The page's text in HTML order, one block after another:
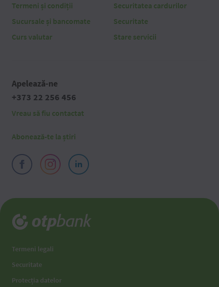
Termeni și condiții
Sucursale și bancomate
Curs valutar
Securitatea cardurilor
Securitate
Stare servicii
Apelează-ne
+373 22 256 456
Vreau să fiu contactat
Abonează-te la știri
Termeni legali
Securitate
Protecția datelor